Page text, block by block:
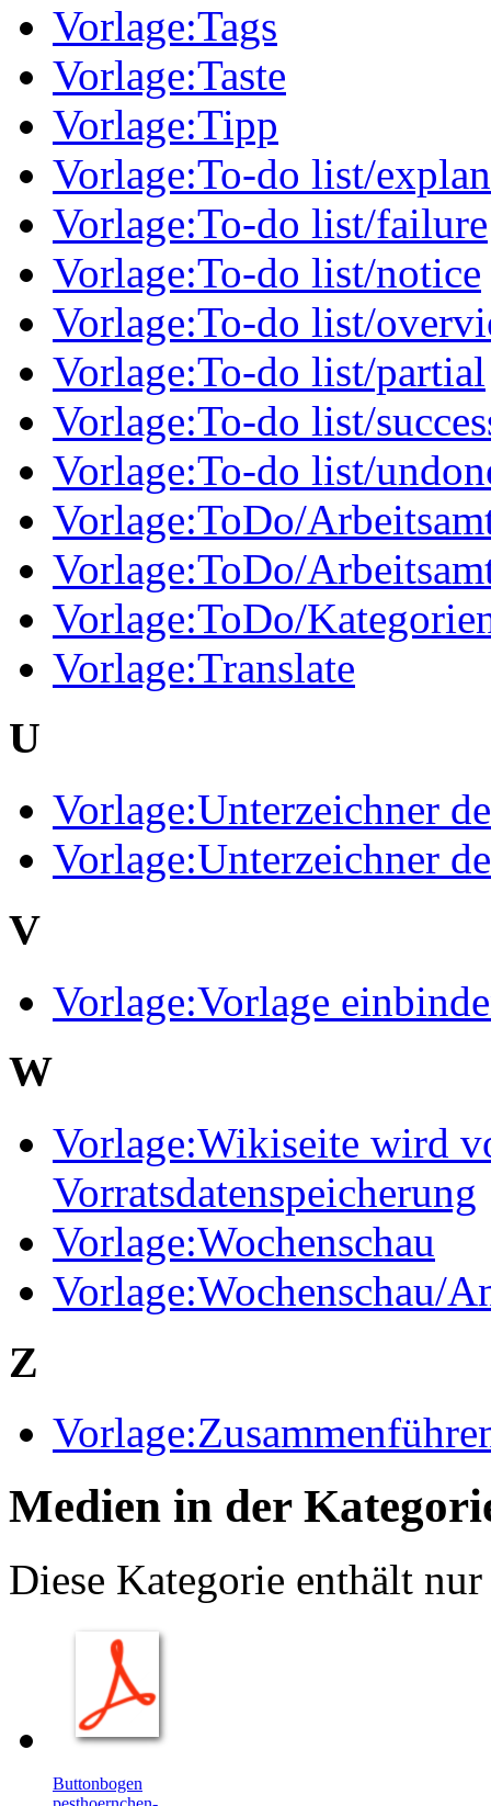
Vorlage:Tags
Vorlage:Taste
Vorlage:Tipp
Vorlage:To-do list/
Vorlage:To-do list/failure
Vorlage:To-do list/notice
Vorlage:To-do list/
Vorlage:To-do list/partial
Vorlage:To-do list/
Vorlage:To-do list/
Vorlage:ToDo/
Vorlage:ToDo/
Vorlage:ToDo/
Vorlage:Translate
U
Vorlage:Unterzeichner
Vorlage:Unterzeichner
V
Vorlage:Vorlage
W
Vorlage:Wikiseite wird
Vorratsdatenspeicherung
Vorlage:Wochenschau
Vorlage:Wochenschau/
Z
Medien in der
Diese Kategorie enthält
Buttonbogen